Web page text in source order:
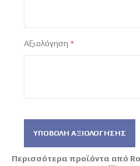
Αξιολόγηση
ΥΠΟΒΟΛΉ ΑΞΙΟΛΌΓΗΣΗΣ
Περισσότερα προϊόντα από